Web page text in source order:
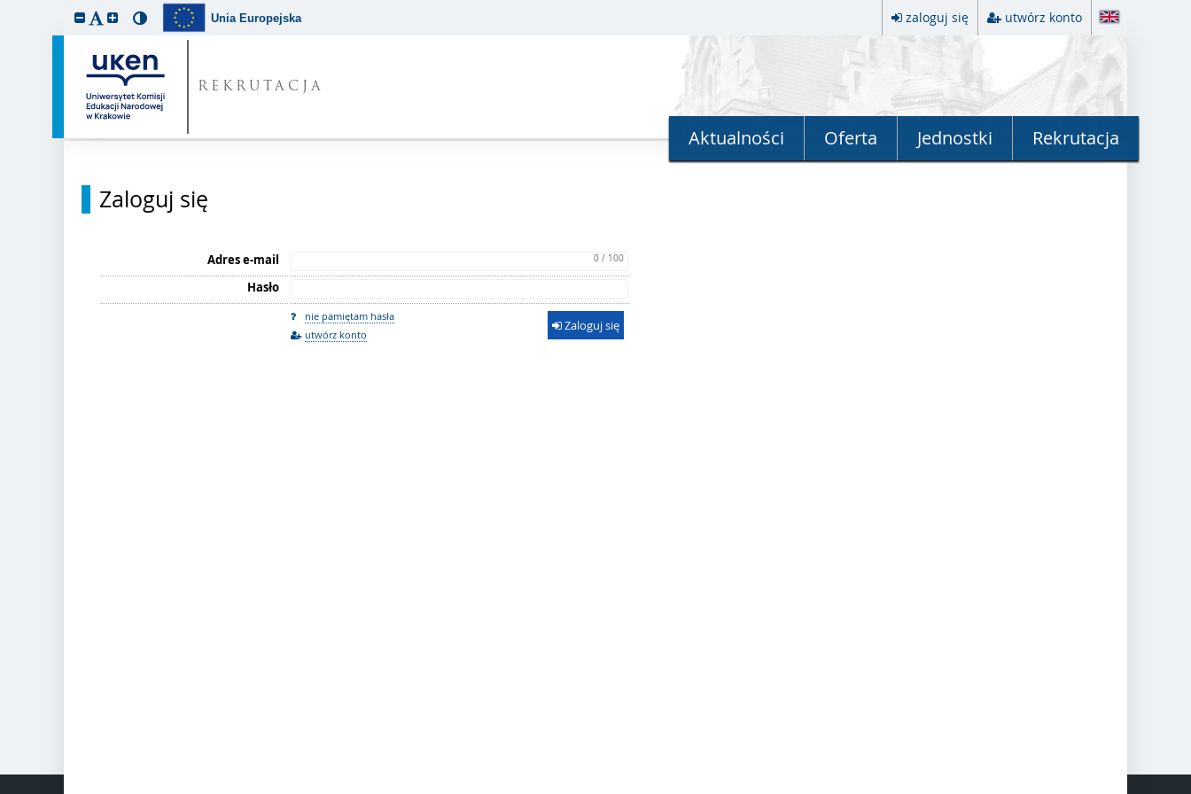
Unia Europejska zaloguj się utwórz konto
REKRUTACJA
Aktualności Oferta Jednostki Rekrutacja
Zaloguj się
Adres e-mail 0 / 100
Hasło
nie pamiętam hasła
utwórz konto
Zaloguj się